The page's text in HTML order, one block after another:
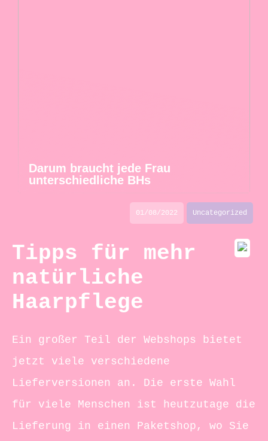
Darum braucht jede Frau
unterschiedliche BHs
01/08/2022 Uncategorized
Tipps für mehr
natürliche
Haarpflege
Ein großer Teil der Webshops bietet
jetzt viele verschiedene
Lieferversionen an. Die erste Wahl
für viele Menschen ist heutzutage die
Lieferung in einen Paketshop, wo Sie